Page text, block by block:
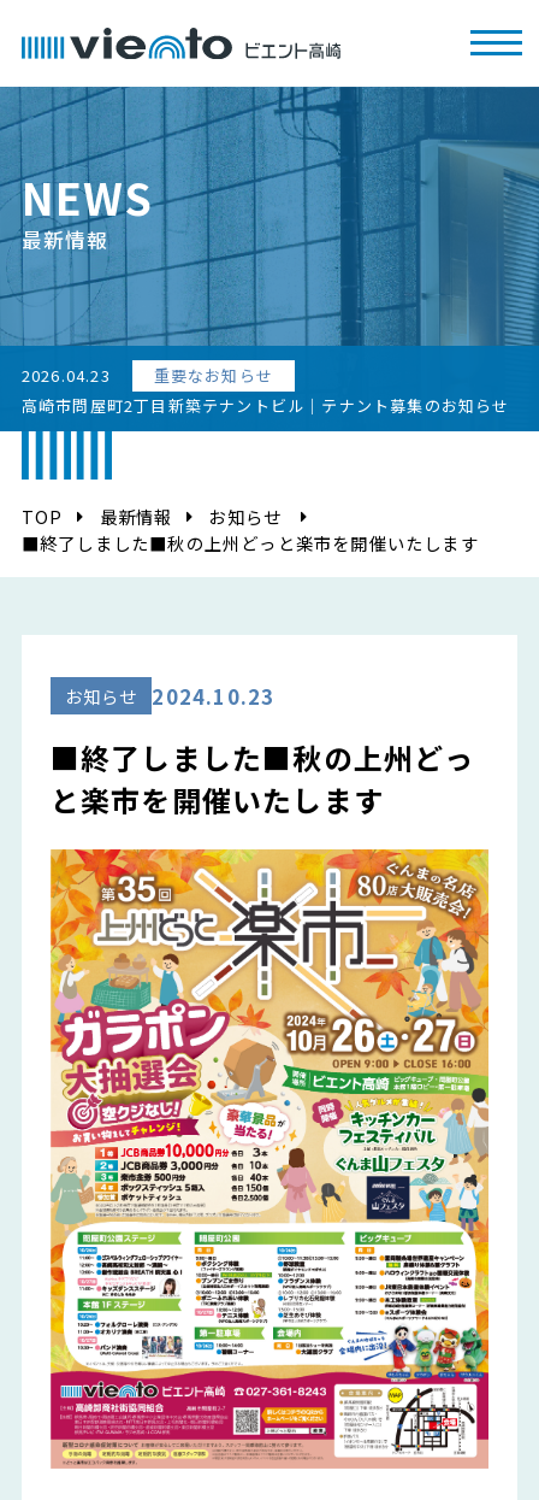
NEWS
最新情報
2026.04.23
重要なお知らせ
高崎市問屋町2丁目新築テナントビル｜テナント募集のお知らせ
TOP 最新情報
お知らせ
■終了しました■秋の上州どっと楽市を開催いたします
お知らせ 2024.10.23
■終了しました■秋の上州どっ
と楽市を開催いたします